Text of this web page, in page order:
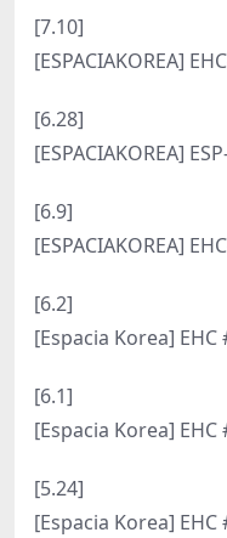
[7.10]
[ESPACIAKOREA]
[6.28]
[ESPACIAKOREA]
[6.9]
[ESPACIAKOREA]
[6.2]
[Espacia Korea]
[6.1]
[Espacia Korea] EHC
[5.24]
[Espacia Korea]